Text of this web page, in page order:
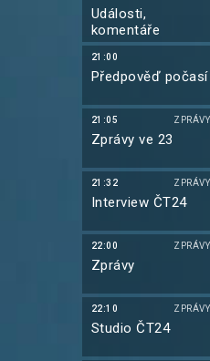
Události,
komentáře
21:00
Předpověď počasí
21:05 ZPRÁVY
Zprávy ve 23
21:32 ZPRÁVY
Interview ČT24
22:00 ZPRÁVY
Zprávy
22:10 ZPRÁVY
Studio ČT24